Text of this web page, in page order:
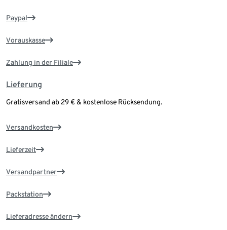
Paypal
Vorauskasse
Zahlung in der Filiale
Lieferung
Gratisversand ab 29 € & kostenlose Rücksendung.
Versandkosten
Lieferzeit
Versandpartner
Packstation
Lieferadresse ändern